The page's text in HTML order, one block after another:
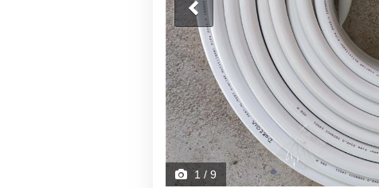
1 / 9